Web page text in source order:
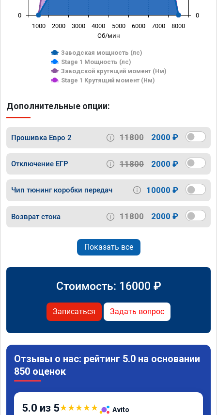
Об/мин
Заводская мощность (лс)
Stage 1 Мощность (лс)
Заводской крутящий момент (Нм)
Stage 1 Крутящий момент (Нм)
1000 2000 3000 4000 5000 6000 7000 8000
0 0
Дополнительные опции:
Прошивка Евро 2 11800 2000 ₽
Отключение ЕГР 11800 2000 ₽
Чип тюнинг коробки передач 10000 ₽
Возврат стока 11800 2000 ₽
Показать все
Стоимость: 16000 ₽
Записаться Задать вопрос
Отзывы о нас: рейтинг 5.0 на основании
850 оценок
5.0 из 5★★★★★ Avito